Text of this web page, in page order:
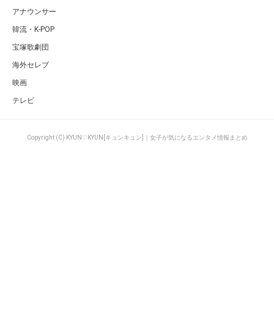
アナウンサー
韓流・K-POP
宝塚歌劇団
海外セレブ
映画
テレビ
Copyright (C) KYUN♡KYUN[キュンキュン]｜女子が気になるエンタメ情報まとめ